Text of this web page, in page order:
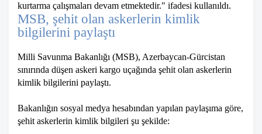
kurtarma çalışmaları devam etmektedir." ifadesi kullanıldı.
MSB, şehit olan askerlerin kimlik
bilgilerini paylaştı
Milli Savunma Bakanlığı (MSB), Azerbaycan-Gürcistan
sınırında düşen askeri kargo uçağında şehit olan askerlerin
kimlik bilgilerini paylaştı.
Bakanlığın sosyal medya hesabından yapılan paylaşıma göre,
şehit askerlerin kimlik bilgileri şu şekilde: